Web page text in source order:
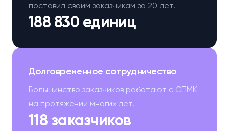
188 830 единиц
поставил своим заказчикам за 20 лет.
118 заказчиков
Долговременное сотрудничество
Большинство заказчиков работают с СПМК
на протяжении многих лет.